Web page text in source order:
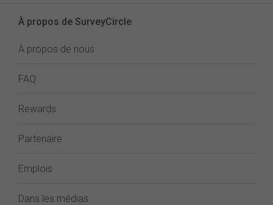
À propos de SurveyCircle
À propos de nous
FAQ
Rewards
Partenaire
Emplois
Dans les médias